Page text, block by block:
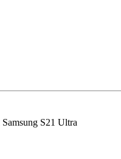
S21 Ultra